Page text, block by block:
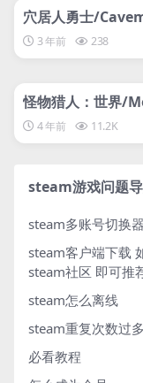
穴居人勇士/
arriors
3 年前 238
网
怪物猎人：世界/
r Hunter: World
4 年前 11.2K
steam游戏问题
steam多账号切换器
steam客户端下载
steam社区 即可推
steam怎么离线
steam重复次数过
必看教程